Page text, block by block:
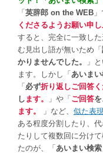
「 英辞郎 on the WEB
くださるようお願い申し
すると、完全に一致し
む見出し語が無いため「
かりませんでした。
」
ます。しかし「 あいま
「 必ず折り返しご回答
し ます。 」や「 ご回答
ます。
」など、 似た表
ある程度分割したり、
たりして複数回に分け
たのが、「 あいまい検索